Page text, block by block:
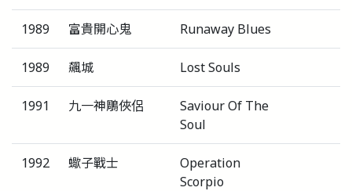
1989 富貴開心鬼 Runaway Blues
1989 飆城 Lost Souls
1991 九一神鵰俠侶
Saviour Of The
Soul
1992 蠍子戰士
Operation
Scorpio